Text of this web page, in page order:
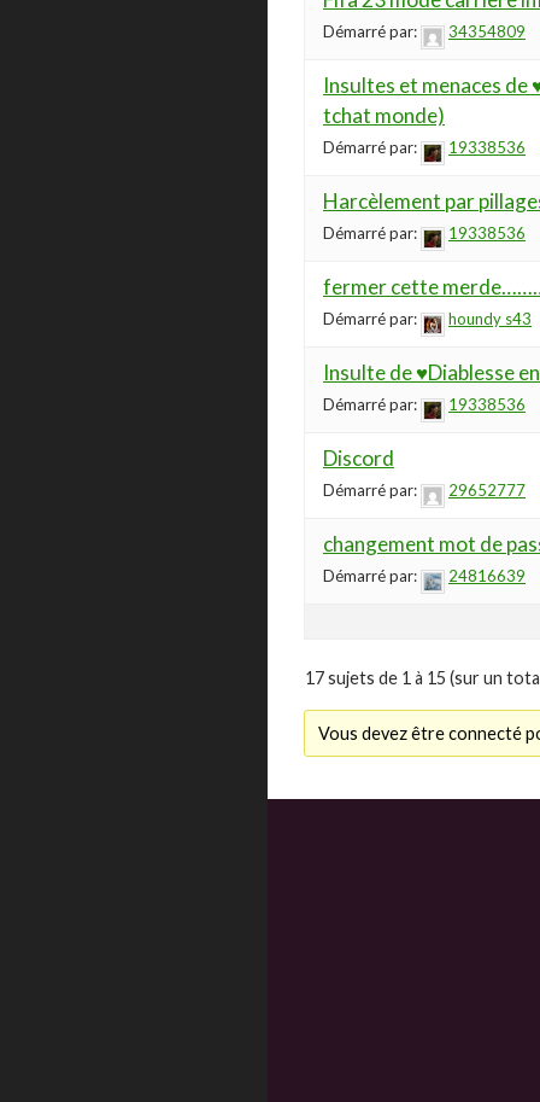
Démarré par: 34354809
Insultes et menaces de
tchat monde)
Démarré par: 19338536
Harcèlement par
Démarré par: 19338536
fermer cette
Démarré par: houndy s43
Insulte de ♥Diablesse
Démarré par: 19338536
Discord
Démarré par: 29652777
changement mot de
Démarré par: 24816639
17 sujets de 1 à 15 (sur un
Vous devez être connecté